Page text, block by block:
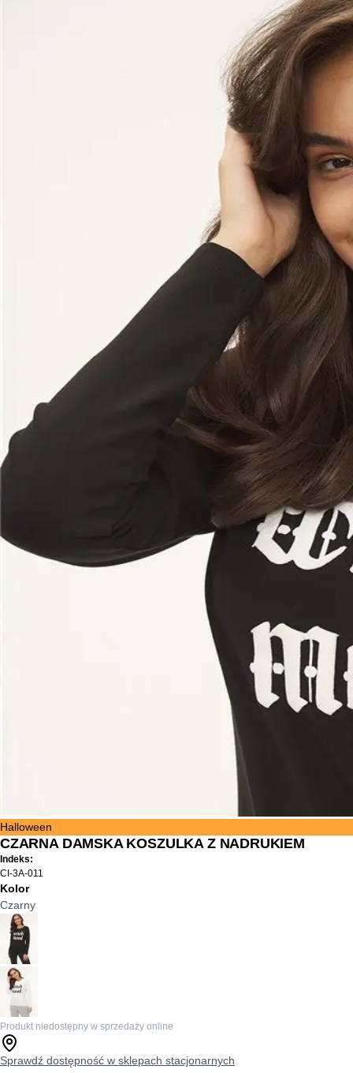
Halloween
CZARNA DAMSKA KOSZULKA Z NADRUKIEM
Indeks:
CI-3A-011
Kolor
Czarny
Produkt niedostępny w sprzedaży online
Sprawdź dostępność w sklepach stacjonarnych